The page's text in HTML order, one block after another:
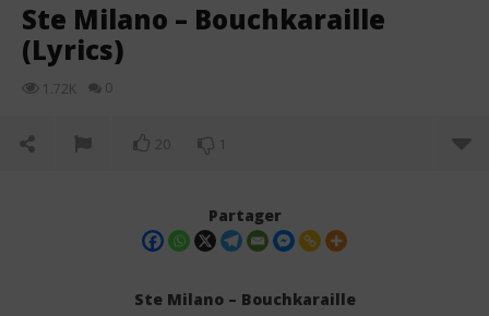
Ste Milano – Bouchkaraille
(Lyrics)
1.72K 0
20 1
Partager
Ste Milano – Bouchkaraille